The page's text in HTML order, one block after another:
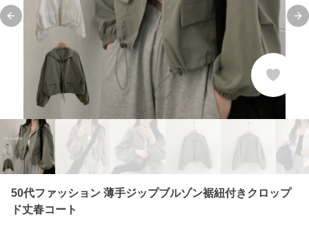
Previous slide
50代ファッション 薄手ジップブルゾン裾紐付きクロップ
ド丈春コート